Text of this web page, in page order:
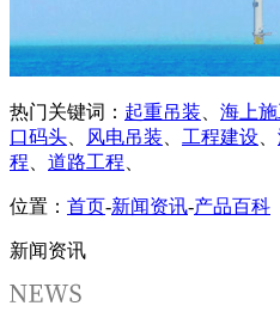
热门关键词： 起重吊装、 海上
口码头、 风电吊装、 工程建设、
程、 道路工程、
位置： 首页-新闻资讯-产品百科
新闻资讯